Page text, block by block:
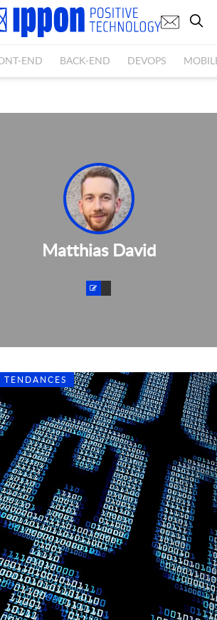
END BACK-END DEVOPS
Matthias David